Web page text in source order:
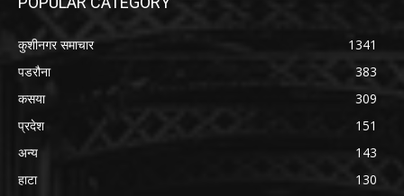
कुशीनगर समाचार
1341
पडरौना
383
कसया
309
प्रदेश
151
अन्य
143
हाटा
130